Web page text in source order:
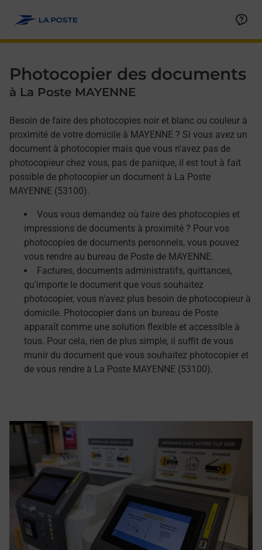
Photocopier des documents
à La Poste MAYENNE
Besoin de faire des photocopies noir et blanc ou couleur à
proximité de votre domicile à MAYENNE ? Si vous avez un
document à photocopier mais que vous n'avez pas de
photocopieur chez vous, pas de panique, il est tout à fait
possible de photocopier un document à La Poste
MAYENNE (53100).
Vous vous demandez où faire des photocopies et
impressions de documents à proximité ? Pour vos
photocopies de documents personnels, vous pouvez
vous rendre au bureau de Poste de MAYENNE.
Factures, documents administratifs, quittances,
qu'importe le document que vous souhaitez
photocopier, vous n'avez plus besoin de photocopieur à
domicile. Photocopier dans un bureau de Poste
apparaît comme une solution flexible et accessible à
tous. Pour cela, rien de plus simple, il suffit de vous
munir du document que vous souhaitez photocopier et
de vous rendre à La Poste MAYENNE (53100).